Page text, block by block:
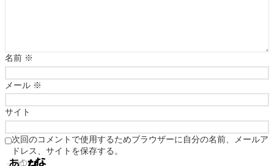
名前 ※
メール ※
サイト
次回のコメントで使用するためブラウザーに自分の名前、メールア
ドレス、サイトを保存する。